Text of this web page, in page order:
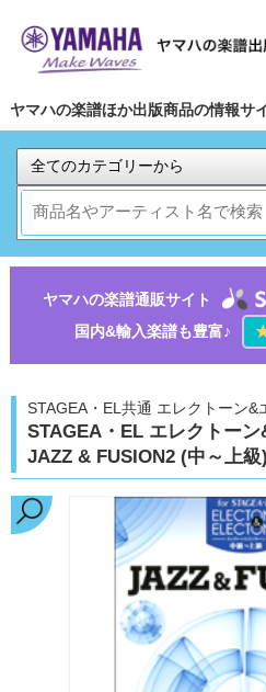
ヤマハの楽譜ほか出版商品の情報サ
ヤマハの楽譜通販サイト
国内&輸入楽譜も豊富♪
STAGEA・EL共通 エレクトーン&
STAGEA・EL エレクトー
JAZZ & FUSION2 (中～上級)